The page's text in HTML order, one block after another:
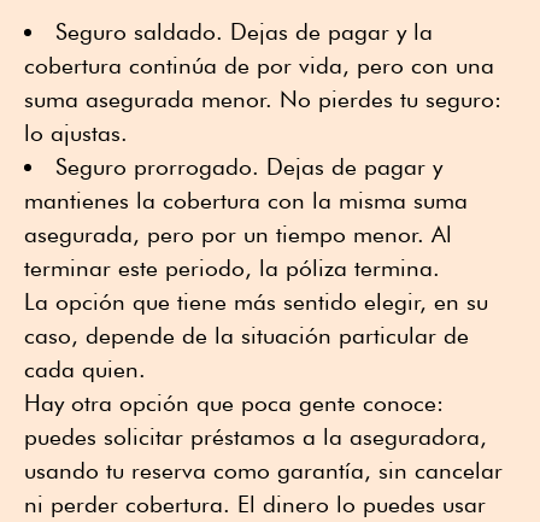
Seguro saldado. Dejas de pagar y la
cobertura continúa de por vida, pero con una
suma asegurada menor. No pierdes tu seguro:
lo ajustas.
Seguro prorrogado. Dejas de pagar y
mantienes la cobertura con la misma suma
asegurada, pero por un tiempo menor. Al
terminar este periodo, la póliza termina.
La opción que tiene más sentido elegir, en su
caso, depende de la situación particular de
cada quien.
Hay otra opción que poca gente conoce:
puedes solicitar préstamos a la aseguradora,
usando tu reserva como garantía, sin cancelar
ni perder cobertura. El dinero lo puedes usar